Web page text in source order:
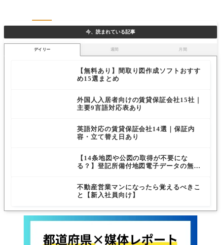
今、読まれている記事
デイリー 週間 月間
【無料あり】間取り図作成ソフトおすす
め15選まとめ
外国人入居者向けの賃貸保証会社15社｜
主要9言語対応表あり
英語対応の賃貸保証会社14選｜保証内
容・立て替え日あり
【14条地図や公図の取得が不要にな
る？】登記所備付地図電子データの無償
不動産営業マンになったら覚えるべきこ
と【新入社員向け】